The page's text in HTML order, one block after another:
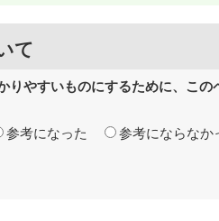
て
りやすいものにするために、こ
参考になった 参考にならなか